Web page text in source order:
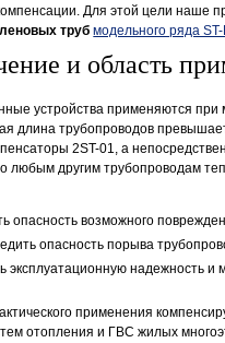
Для этой цели наше
трубмодельного ряда
и область
устройства применяются при
длина трубопроводов
2ST-01, а
любым другим трубопроводам
опасность возможного
опасность порыва
эксплуатационную надежность и
применения
отопления и ГВС жилых